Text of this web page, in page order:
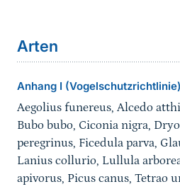
Arten
Anhang I (Vogelschutzrichtlinie)
Aegolius funereus, Alcedo
Bubo bubo, Ciconia nigra,
peregrinus, Ficedula parva,
Lanius collurio, Lullula
apivorus, Picus canus, Tetrao